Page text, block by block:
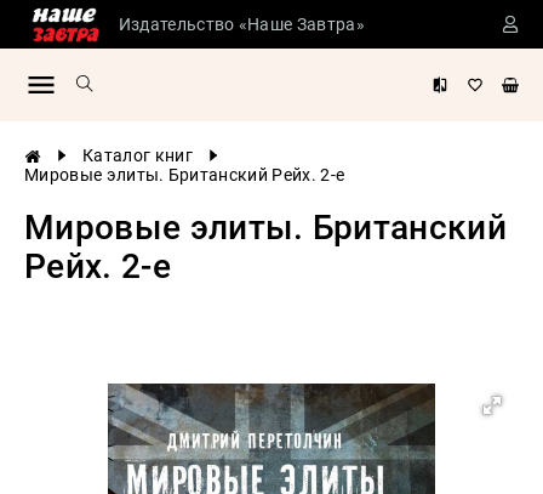
Издательство «Наше Завтра»
Каталог книг
Мировые элиты. Британский Рейх. 2-е
Мировые элиты. Британский
Рейх. 2-е
Сталинские
литература
История
России
история
Экономика
Психология